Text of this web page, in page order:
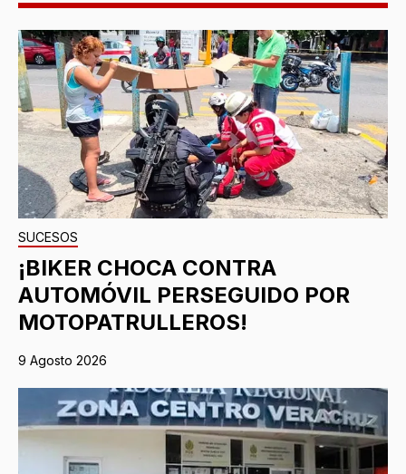
SUCESOS
¡BIKER CHOCA CONTRA
AUTOMÓVIL PERSEGUIDO POR
MOTOPATRULLEROS!
9 Agosto 2026